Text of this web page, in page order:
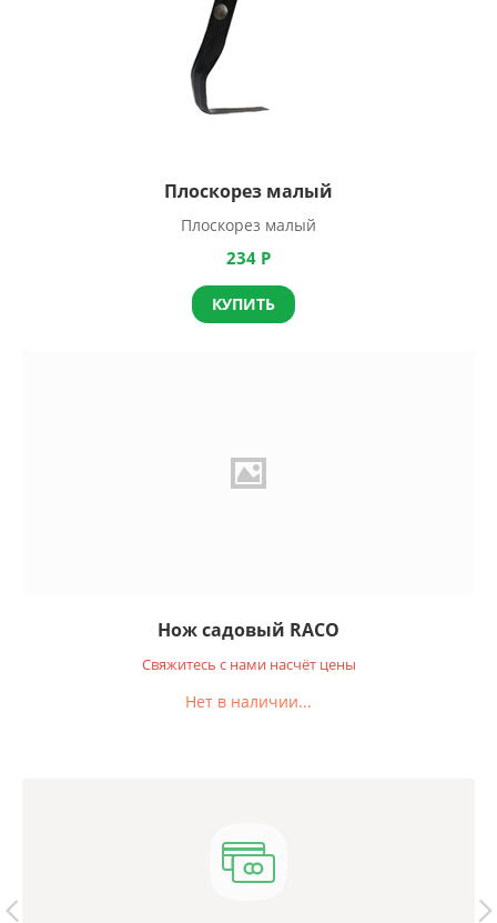
Плоскорез малый
Плоскорез малый
234 Р
КУПИТЬ
Нож садовый RACO
Свяжитесь с нами насчёт цены
Нет в наличии...